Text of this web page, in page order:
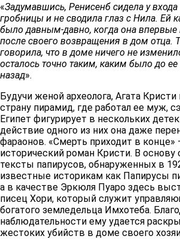
«Задумавшись, Ренисенб сидела у входа
гробницы и не сводила глаз с Нила. Ей
было давным-давно, когда она впервые
после своего возвращения в дом отца.
говорила, что в доме ничего не
осталось точно таким, каким было до
назад».
Будучи женой археолога, Агата
страну пирамид, где работал ее муж,
Египет фигурирует в нескольких
действие одного из них она даже
фараонов. «Смерть приходит в
исторический роман Кристи. В основу
тексты папирусов, обнаруженных в
известные историкам как Папирусы
а в качестве Эркюля Пуаро здесь
писец Хори, который служит
богатого земледельца Имхотеба.
наблюдательности ему удается
жестоких убийств в доме своего